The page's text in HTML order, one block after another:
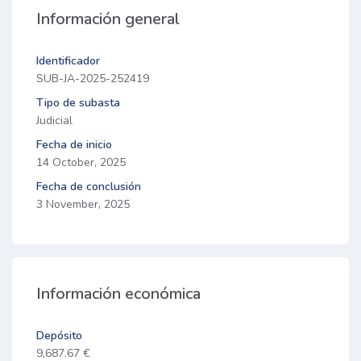
Información general
Identificador
SUB-JA-2025-252419
Tipo de subasta
Judicial
Fecha de inicio
14 October, 2025
Fecha de conclusión
3 November, 2025
Información económica
Depósito
9,687.67 €